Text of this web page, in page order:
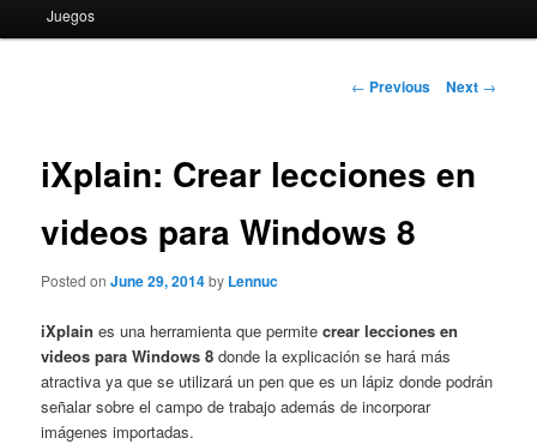
to
Juegos
Post
← Previous Next →
iXplain: Crear lecciones en
videos para Windows 8
Posted onJune 29, 2014by Lennuc
iXplain es una herramienta que permitecrear lecciones en
videos para Windows 8 donde la explicación se hará más
atractiva ya que se utilizará un pen que es un lápiz donde podrán
señalar sobre el campo de trabajo además de incorporar
imágenes importadas.